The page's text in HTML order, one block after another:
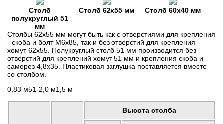
Столб
полукруглый 51
мм
Столб 62х55 мм Столб 60х40 мм
Столбы 62х55 мм могут быть как с отверстиями для крепления
- скоба и болт М6х85, так и без отверстий для крепления -
хомут 62х55. Полукруглый столб 51 мм производится без
отверстий для креплений хомут 51 мм и крепления скоба и
саморез 4,8х35. Пластиковая заглушка поставляется вместе
со столбом.
0,83 м51-2,0 м1,5 м
Высота столба